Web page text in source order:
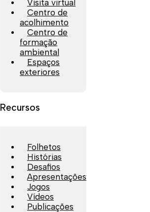
Visita virtual
Centro de
acolhimento
Centro de
formação
ambiental
Espaços
exteriores
Recursos
Folhetos
Histórias
Desafios
Apresentações
Jogos
Vídeos
Publicações